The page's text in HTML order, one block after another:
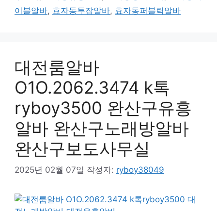
이블알바, 효자동투잡알바, 효자동퍼블릭알바
대전룸알바
O1O.2062.3474 k톡
ryboy3500 완산구유흥
알바 완산구노래방알바
완산구보도사무실
2025년 02월 07일 작성자: ryboy38049